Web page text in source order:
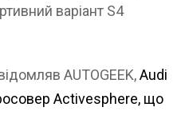
варіант S4
AUTOGEEK,Audi
Activesphere, що